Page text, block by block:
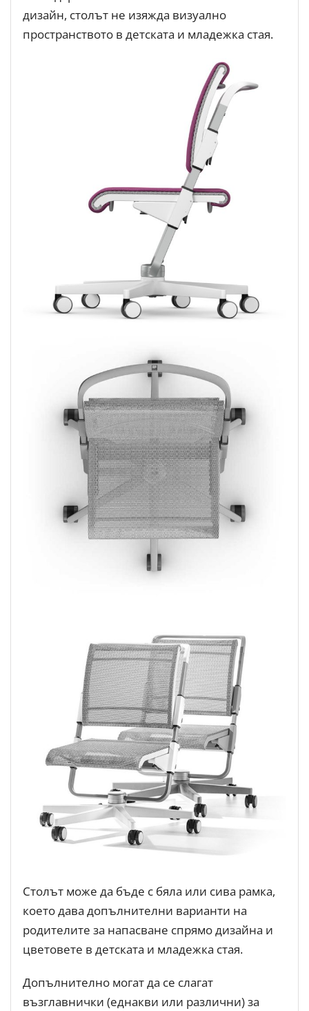
дизайн, столът не изяжда визуално
пространството в детската и младежка стая.
Столът може да бъде с бяла или сива рамка,
което дава допълнителни варианти на
родителите за напасване спрямо дизайна и
цветовете в детската и младежка стая.
Допълнително могат да се слагат
възглавнички (еднакви или различни) за